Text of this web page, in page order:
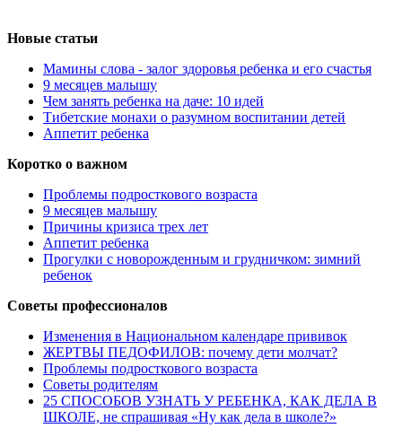
Новые статьи
Мамины слова - залог здоровья ребенка и его счастья
9 месяцев малышу
Чем занять ребенка на даче: 10 идей
Тибетские монахи о разумном воспитании детей
Аппетит ребенка
Коротко о важном
Проблемы подросткового возраста
9 месяцев малышу
Причины кризиса трех лет
Аппетит ребенка
Прогулки с новорожденным и грудничком: зимний
ребенок
Советы профессионалов
Изменения в Национальном календаре прививок
ЖЕРТВЫ ПЕДОФИЛОВ: почему дети молчат?
Проблемы подросткового возраста
Советы родителям
25 СПОСОБОВ УЗНАТЬ У РЕБЕНКА, КАК ДЕЛА В
ШКОЛЕ, не спрашивая «Ну как дела в школе?»